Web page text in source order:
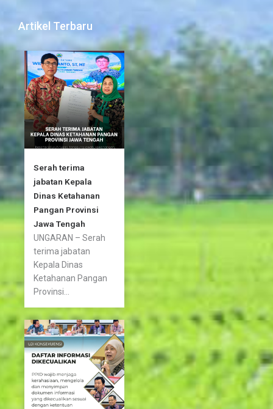
b
o
k
-
f
t
r
g
r
a
m
Artikel Terbaru
Serah terima
jabatan Kepala
Dinas Ketahanan
Pangan Provinsi
Jawa Tengah
UNGARAN – Serah
terima jabatan
Kepala Dinas
Ketahanan Pangan
Provinsi...